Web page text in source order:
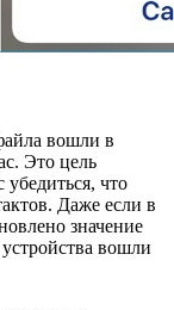
вошли в
Это цель
что
Даже если в
значение
вошли